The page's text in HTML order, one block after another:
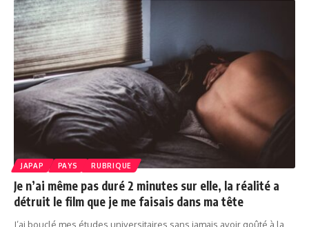
JAPAP PAYS RUBRIQUE
Je n’ai même pas duré 2 minutes sur elle, la réalité a
détruit le film que je me faisais dans ma tête
J’ai bouclé mes études universitaires sans jamais avoir goûté à la